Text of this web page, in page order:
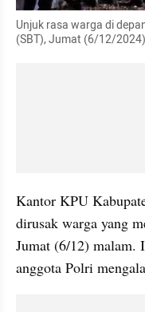
Unjuk rasa warga di
(SBT), Jumat (6/12/
Kantor KPU
dirusak warga yang
Jumat (6/12) malam.
anggota Polri